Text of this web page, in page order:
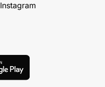
Instagram